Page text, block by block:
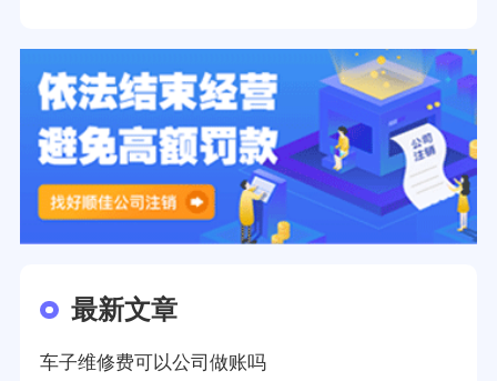
最新文章
车子维修费可以公司做账吗